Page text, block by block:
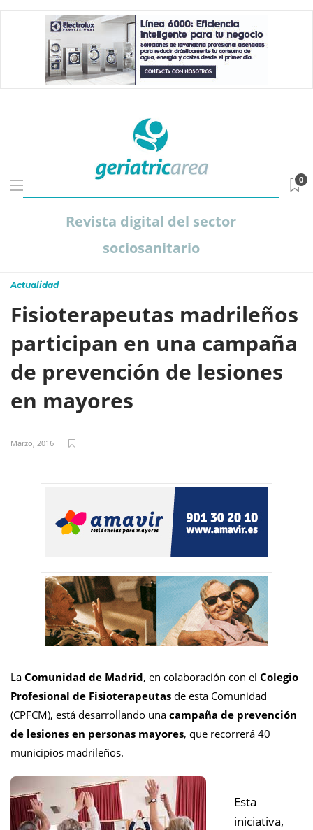
Revista digital del sector
sociosanitario
0
Actualidad
Fisioterapeutas madrileños
participan en una campaña
de prevención de lesiones
en mayores
Marzo, 2016
La Comunidad de Madrid, en colaboración con el Colegio
Profesional de Fisioterapeutas de esta Comunidad
(CPFCM), está desarrollando una campaña de prevención
de lesiones en personas mayores, que recorrerá 40
municipios madrileños.
Esta
iniciativa,